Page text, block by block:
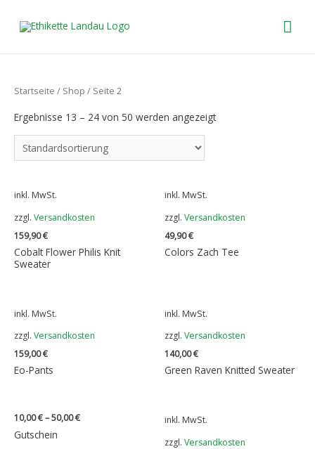
Startseite / Shop / Seite 2
Ergebnisse 13 – 24 von 50 werden angezeigt
inkl. MwSt.
zzgl. Versandkosten
159,90€
Cobalt Flower Philis Knit
Sweater
inkl. MwSt.
zzgl. Versandkosten
49,90€
Colors Zach Tee
inkl. MwSt.
zzgl. Versandkosten
159,00€
Eo-Pants
inkl. MwSt.
zzgl. Versandkosten
140,00€
Green Raven Knitted Sweater
10,00€–50,00€
Gutschein
inkl. MwSt.
zzgl. Versandkosten